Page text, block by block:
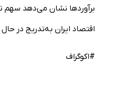
اقتصاد ایران به‌تدریج در
#اکوگراف